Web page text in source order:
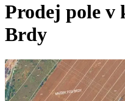
Prodej pole v
Brdy